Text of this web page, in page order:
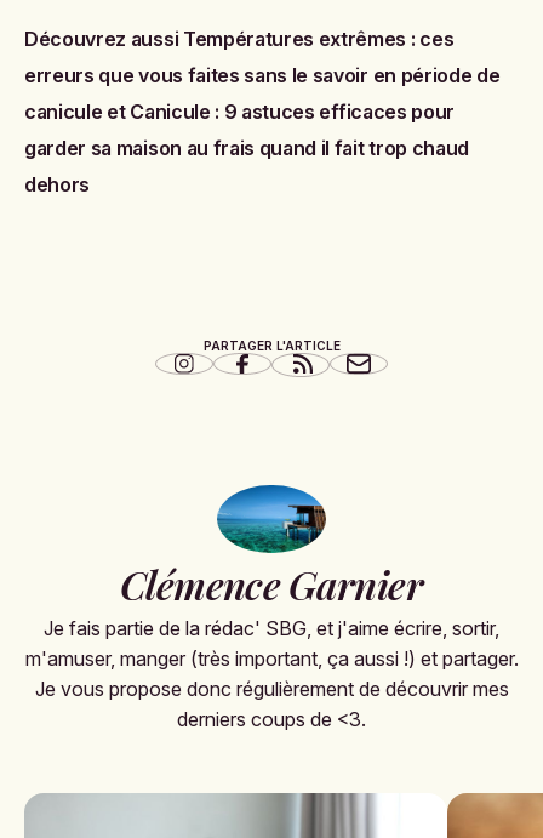
Découvrez aussi Températures extrêmes : ces
erreurs que vous faites sans le savoir en période de
canicule et Canicule : 9 astuces efficaces pour
garder sa maison au frais quand il fait trop chaud
dehors
PARTAGER L'ARTICLE
Clémence Garnier
Je fais partie de la rédac' SBG, et j'aime écrire, sortir,
m'amuser, manger (très important, ça aussi !) et partager.
Je vous propose donc régulièrement de découvrir mes
derniers coups de <3.